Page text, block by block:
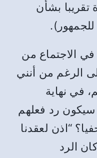
تقريبا بشأن
الاجتماع من
الرغم من أنني
في نهاية
سيكون رد فعلهم
“اذن لعقدنا
الرد